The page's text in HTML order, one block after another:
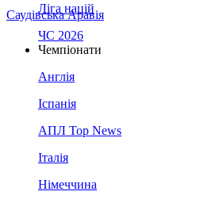
Саудівська Аравія
Ліга націй
ЧС 2026
Чемпіонати
Англія
Іспанія
АПЛ Top News
Італія
Німеччина